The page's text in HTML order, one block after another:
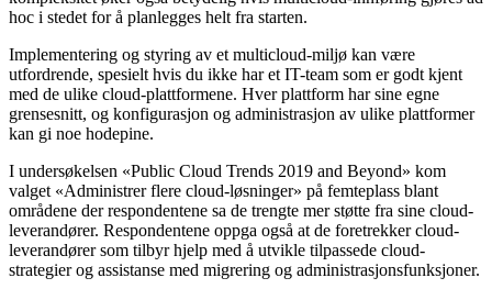
hoc i stedet for å planlegges helt fra starten.
Implementering og styring av et multicloud-miljø kan være
utfordrende, spesielt hvis du ikke har et IT-team som er godt kjent
med de ulike cloud-plattformene. Hver plattform har sine egne
grensesnitt, og konfigurasjon og administrasjon av ulike plattformer
kan gi noe hodepine.
I undersøkelsen «Public Cloud Trends 2019 and Beyond» kom
valget «Administrer flere cloud-løsninger» på femteplass blant
områdene der respondentene sa de trengte mer støtte fra sine cloud-
leverandører. Respondentene oppga også at de foretrekker cloud-
leverandører som tilbyr hjelp med å utvikle tilpassede cloud-
strategier og assistanse med migrering og administrasjonsfunksjoner.